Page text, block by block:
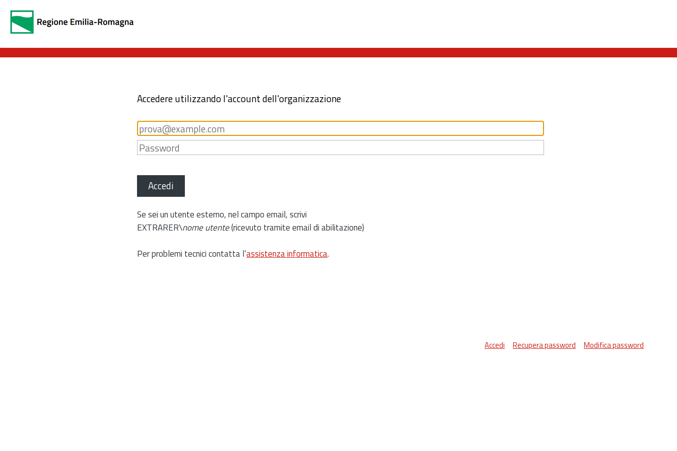
Accedere utilizzando l'account dell'organizzazione
Accedi
Se sei un utente esterno, nel campo email, scrivi
EXTRARER\nome utente(ricevuto tramite email di abilitazione)
Per problemi tecnici contatta l’assistenza informatica.
Accedi Recupera password Modifica password